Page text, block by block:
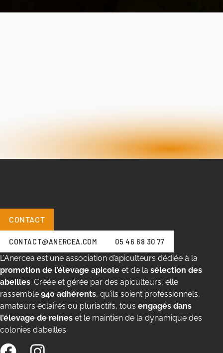
CONTACT
CONTACT@ANERCEA.COM
05 46 68 30 77
L’Anercea est une association d’apiculteurs dédiée à la
promotion de l’élevage apicole et de la sélection des
abeilles. Créée et gérée par des apiculteurs, elle
rassemble 940 adhérents, qu’ils soient professionnels,
amateurs éclairés ou pluriactifs, tous engagés dans
l’élevage de reines et le maintien de la dynamique des
colonies d’abeilles.